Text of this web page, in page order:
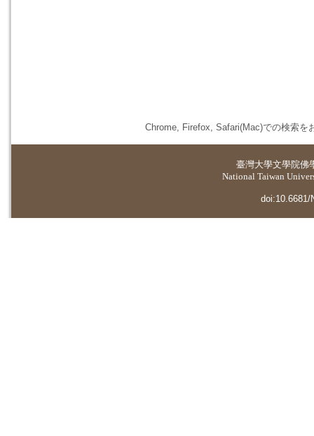
Chrome, Firefox, Safari(Mac)での検索を
臺灣大學文學院佛
National Taiwan
doi:10.6681/